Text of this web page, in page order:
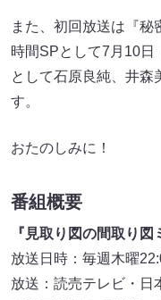
また、初回放送は『秘
時間SPとして7月10日
として石原良純、井森
す。
おたのしみに！
番組概要
『見取り図の間取り図
放送日時：毎週木曜
放送：読売テレビ・日